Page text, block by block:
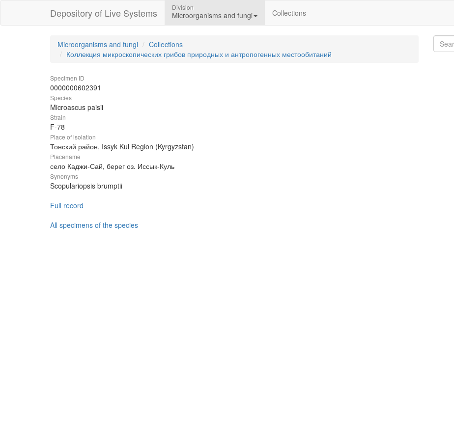
Depository of Live Systems Division
Microorganisms and fungi Collections
Microorganisms and fungi
Collections
Коллекция микроскопических грибов природных и антропогенных местообитаний
Specimen ID
0000000602391
Species
Microascus paisii
Strain
F-78
Place of isolation
Тонский район, Issyk Kul Region (Kyrgyzstan)
Placename
село Каджи-Сай, берег оз. Иссык-Куль
Synonyms
Scopulariopsis brumptii
Full record
All specimens of the species